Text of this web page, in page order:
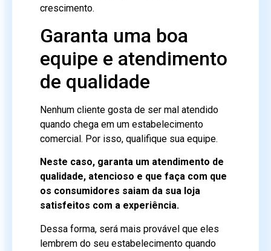
crescimento.
Garanta uma boa
equipe e atendimento
de qualidade
Nenhum cliente gosta de ser mal atendido
quando chega em um estabelecimento
comercial. Por isso, qualifique sua equipe.
Neste caso, garanta um atendimento de
qualidade, atencioso e que faça com que
os consumidores saiam da sua loja
satisfeitos com a experiência.
Dessa forma, será mais provável que eles
lembrem do seu estabelecimento quando